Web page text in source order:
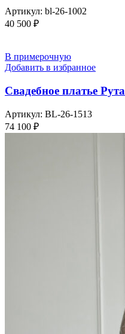
Артикул: bl-26-1002
40 500 ₽
В примерочную
Добавить в избранное
Свадебное платье Рута
Артикул: BL-26-1513
74 100 ₽